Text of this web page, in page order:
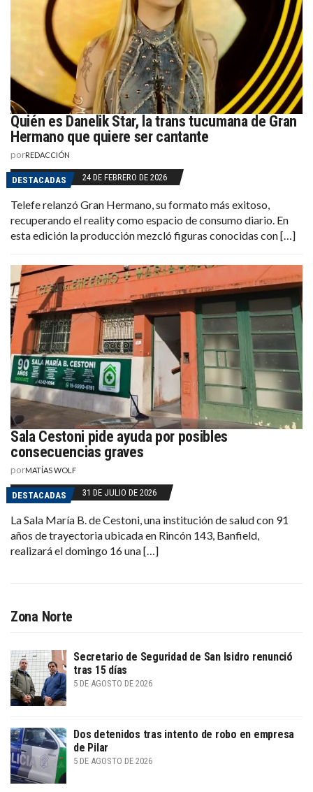
Quién es Danelik Star, la trans tucumana de Gran
Hermano que quiere ser cantante
porREDACCIÓN
DESTACADAS 24 DE FEBRERO DE 2026
Telefe relanzó Gran Hermano, su formato más exitoso,
recuperando el reality como espacio de consumo diario. En
esta edición la producción mezcló figuras conocidas con […]
Sala Cestoni pide ayuda por posibles
consecuencias graves
porMATÍAS WOLF
DESTACADAS 31 DE JULIO DE 2026
La Sala María B. de Cestoni, una institución de salud con 91
años de trayectoria ubicada en Rincón 143, Banfield,
realizará el domingo 16 una […]
Zona Norte
Secretario de Seguridad de San Isidro renunció
tras 15 días
5 DE AGOSTO DE 2026
Dos detenidos tras intento de robo en empresa
de Pilar
5 DE AGOSTO DE 2026